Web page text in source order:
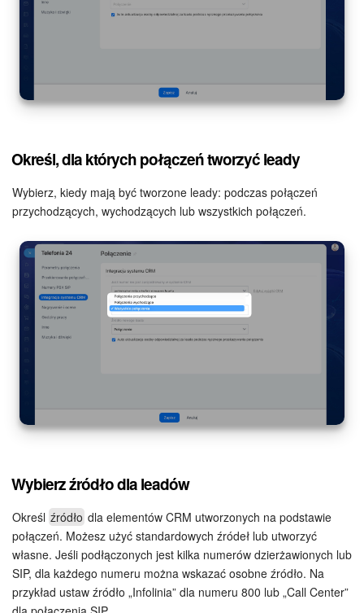
Określ, dla których połączeń tworzyć leady
Wybierz, kiedy mają być tworzone leady: podczas połączeń
przychodzących, wychodzących lub wszystkich połączeń.
Wybierz źródło dla leadów
Określ źródło dla elementów CRM utworzonych na podstawie
połączeń. Możesz użyć standardowych źródeł lub utworzyć
własne. Jeśli podłączonych jest kilka numerów dzierżawionych lub
SIP, dla każdego numeru można wskazać osobne źródło. Na
przykład ustaw źródło „Infolinia” dla numeru 800 lub „Call Center”